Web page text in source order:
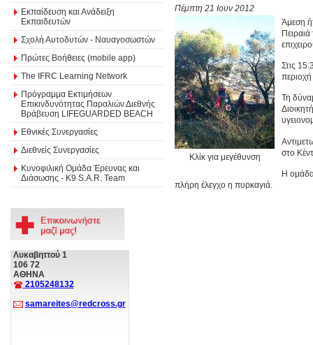
Εκπαίδευση και Ανάδειξη
Εκπαιδευτών
Σχολή Αυτοδυτών - Ναυαγοσωστών
Πρώτες Βοήθειες (mobile app)
The IFRC Learning Network
Πρόγραμμα Εκτιμήσεων
Επικινδυνότητας Παραλιών Διεθνής
Βράβευση LIFEGUARDED BEACH
Εθνικές Συνεργασίες
Διεθνείς Συνεργασίες
Κυνοφιλική Ομάδα Έρευνας και
Διάσωσης - Κ9 S.A.R. Team
Λυκαβηττού 1
106 72
ΑΘΗΝΑ
2105248132
samareites@redcross.gr
Πέμπτη 21 Ιουν 2012
Κλίκ για μεγέθυνση
Άμεση
Στις
Τη
στο
Η
πλήρη έλεγχο η πυρκαγιά.